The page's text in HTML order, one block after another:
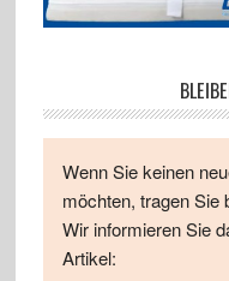
Wenn Sie keinen
möchten, tragen Sie
Wir informieren Sie
Artikel: